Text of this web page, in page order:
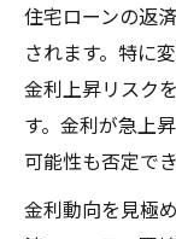
住宅ローンの返
されます。特に
金利上昇リスク
す。金利が急上
可能性も否定で
金利動向を見極